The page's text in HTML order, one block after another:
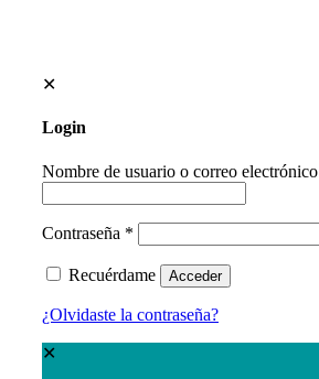
✕
Login
Nombre de usuario o correo electrónico
Contraseña *
Recuérdame Acceder
¿Olvidaste la contraseña?
✕